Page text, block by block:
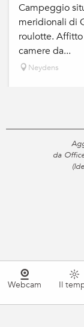
Campeggio
meridionali di
roulotte.
camere da...
Neydens
da
Webcam Il